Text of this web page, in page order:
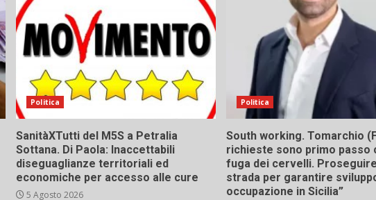
Politica
SanitàXTutti del M5S a Petralia
Sottana. Di Paola: Inaccettabili
diseguaglianze territoriali ed
economiche per accesso alle cure
5 Agosto 2026
Politica
South working. Tomarchio
richieste sono primo passo
fuga dei cervelli.
strada per garantire
occupazione in Sicilia”